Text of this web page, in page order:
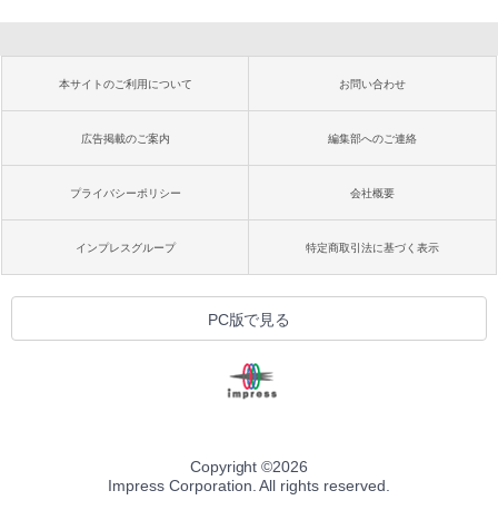
本サイトのご利用について お問い合わせ
広告掲載のご案内 編集部へのご連絡
プライバシーポリシー 会社概要
インプレスグループ 特定商取引法に基づく表示
PC版で見る
Copyright ©2026
Impress Corporation. All rights reserved.